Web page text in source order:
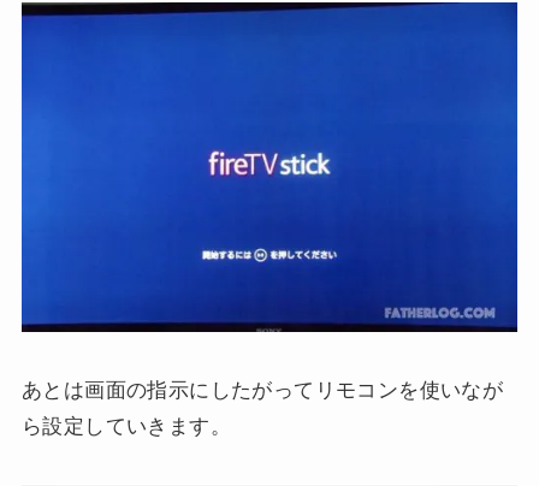
あとは画面の指示にしたがってリモコンを使いなが
ら設定していきます。